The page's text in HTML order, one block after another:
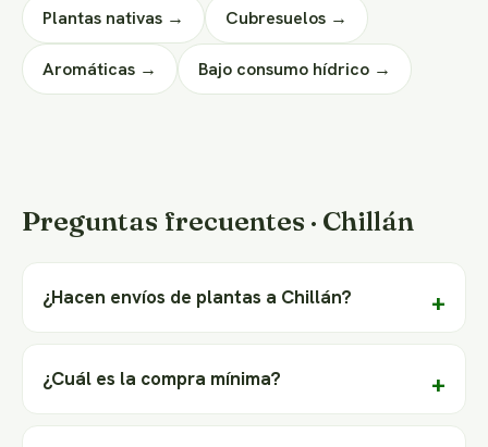
Plantas nativas → Cubresuelos →
Aromáticas → Bajo consumo hídrico →
Preguntas frecuentes · Chillán
¿Hacen envíos de plantas a Chillán?
¿Cuál es la compra mínima?